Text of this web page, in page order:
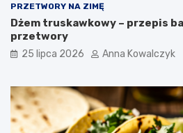
PRZETWORY NA ZIMĘ
Dżem truskawkowy – przepis
przetwory
25 lipca 2026 Anna Kowalczyk